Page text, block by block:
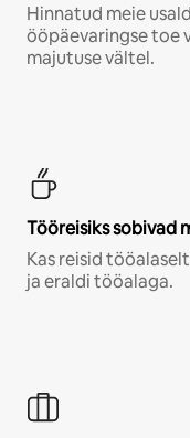
Hinnatud meie
ööpäevaringse toe
majutuse vältel.
Tööreisiks sobivad
Kas reisid
ja eraldi tööalaga.